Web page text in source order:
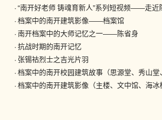
· “南开好老师 铸魂育新人”系列短视频——走近
· 档案中的南开建筑影像——档案馆
· 南开档案中的大师记忆之一——陈省身
· 抗战时期的南开记忆
· 张锡祜烈士之吉光片羽
· 档案中的南开校园建筑故事（思源堂、秀山
· 档案中的南开建筑影像（主楼、文中馆、海冰